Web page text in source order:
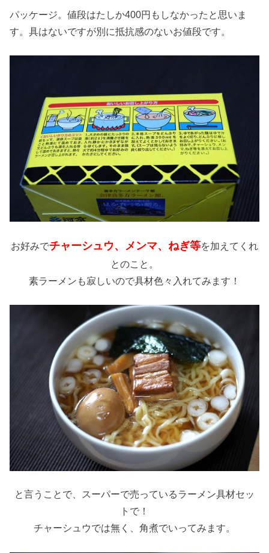
パッケージ。値段はたしか400円もしなかったと思いま
す。具はないですが別に抵抗感のないお値段です。
お好みでチャーシュウ、メンマ、ねぎ等を加えてくれ
とのこと。
素ラーメンも寂しいので具材色々入れてみます！
と言うことで、スーパーで売っているラーメン具材セッ
トで！
チャーシュウでは無く、角煮でいってみます。